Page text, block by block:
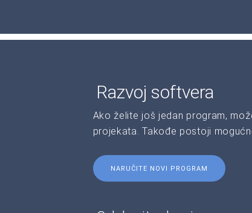
Razvoj softvera
Ako želite još jedan program,
projekata. Takođe postoji
NARUČITE NOVI PROGRAM